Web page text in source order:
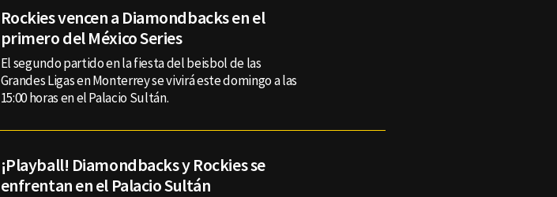
Rockies vencen a Diamondbacks en el
primero del México Series
El segundo partido en la fiesta del beisbol de las
Grandes Ligas en Monterrey se vivirá este domingo a las
15:00 horas en el Palacio Sultán.
¡Playball! Diamondbacks y Rockies se
enfrentan en el Palacio Sultán